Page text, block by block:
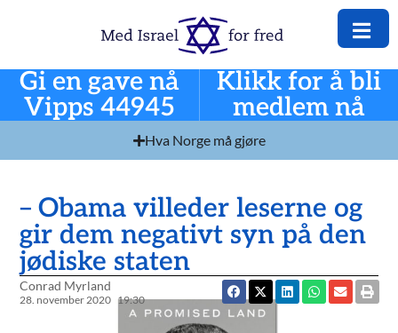
Gi en gave nå
Vipps 44945
Klikk for å bli
medlem nå
Hva Norge må gjøre
– Obama villeder leserne og
gir dem negativt syn på den
jødiske staten
Conrad Myrland
28. november 2020 19:30